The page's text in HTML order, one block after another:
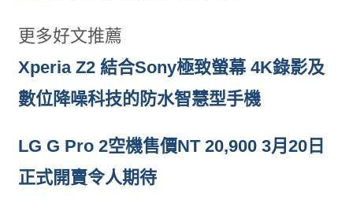
更多好文推薦
Xperia Z2 結合Sony極致螢幕 4K錄影及
數位降噪科技的防水智慧型手機
LG G Pro 2空機售價NT 20,900 3月20日
正式開賣令人期待